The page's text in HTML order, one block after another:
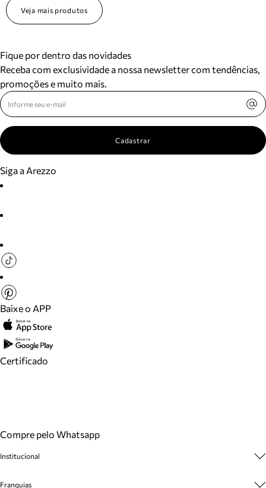
Veja mais produtos
Fique por dentro das novidades
Receba com exclusividade a nossa newsletter com tendências,
promoções e muito mais.
Cadastrar
Siga a Arezzo
Baixe o APP
Certificado
Compre pelo Whatsapp
Institucional
Franquias